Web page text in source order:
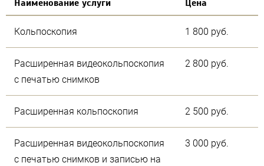
Наименование услуги Цена
Кольпоскопия 1 800 руб.
Расширенная видеокольпоскопия
с печатью снимков
2 800 руб.
Расширенная кольпоскопия 2 500 руб.
Расширенная видеокольпоскопия
с печатью снимков и записью на
3 000 руб.